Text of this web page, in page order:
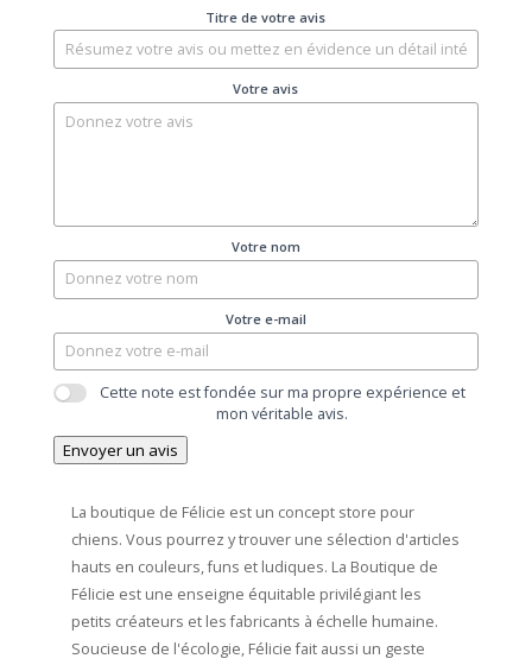
Titre de votre avis
Votre avis
Votre nom
Votre e-mail
Cette note est fondée sur ma propre expérience et
mon véritable avis.
Envoyer un avis
La boutique de Félicie est un concept store pour
chiens. Vous pourrez y trouver une sélection d'articles
hauts en couleurs, funs et ludiques. La Boutique de
Félicie est une enseigne équitable privilégiant les
petits créateurs et les fabricants à échelle humaine.
Soucieuse de l'écologie, Félicie fait aussi un geste